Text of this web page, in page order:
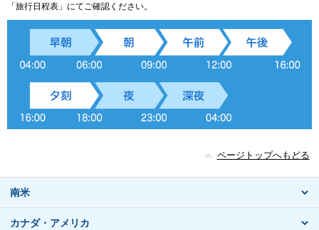
「旅行日程表」にてご確認ください。
ページトップへもどる
南米
カナダ・アメリカ